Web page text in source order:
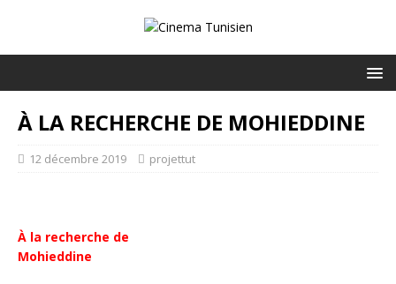
À LA RECHERCHE DE MOHIEDDINE
12 décembre 2019 projettut
À la recherche de
Mohieddine